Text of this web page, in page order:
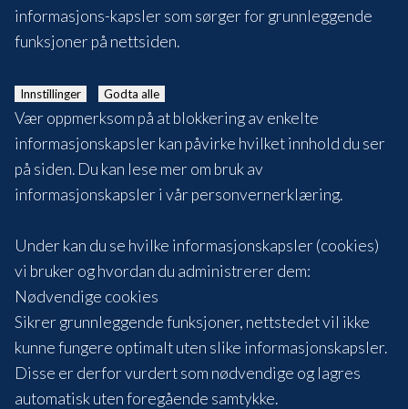
informasjons-kapsler som sørger for grunnleggende
funksjoner på nettsiden.
Innstillinger Godta alle
Vær oppmerksom på at blokkering av enkelte
informasjonskapsler kan påvirke hvilket innhold du ser
på siden. Du kan lese mer om bruk av
informasjonskapsler i vår personvernerklæring.
Under kan du se hvilke informasjonskapsler (cookies)
vi bruker og hvordan du administrerer dem:
Nødvendige cookies
Sikrer grunnleggende funksjoner, nettstedet vil ikke
kunne fungere optimalt uten slike informasjonskapsler.
Disse er derfor vurdert som nødvendige og lagres
automatisk uten foregående samtykke.